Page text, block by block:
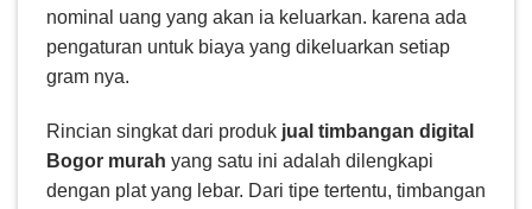
nominal uang yang akan ia keluarkan. karena ada
pengaturan untuk biaya yang dikeluarkan setiap
gram nya.
Rincian singkat dari produk jual timbangan digital
Bogor murah yang satu ini adalah dilengkapi
dengan plat yang lebar. Dari tipe tertentu, timbangan